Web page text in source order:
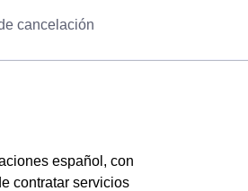
cancelación
español, con
contratar servicios